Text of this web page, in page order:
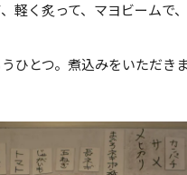
軽く炙って、マヨビームで
ひとつ。煮込みをいただきま